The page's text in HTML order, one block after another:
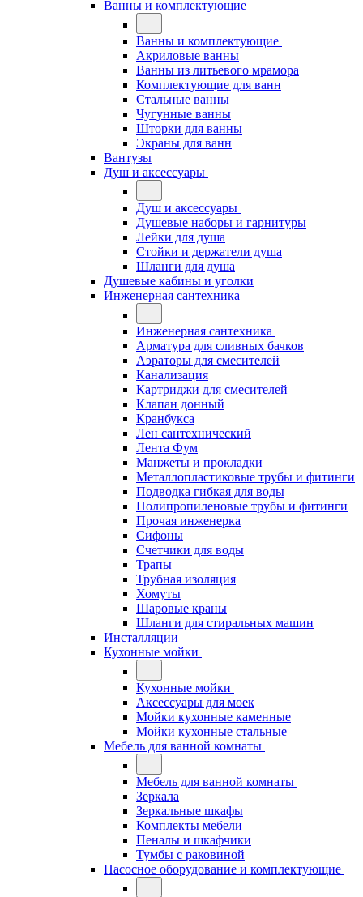
Ванны и комплектующие
Ванны и комплектующие
Акриловые ванны
Ванны из литьевого мрамора
Комплектующие для ванн
Стальные ванны
Чугунные ванны
Шторки для ванны
Экраны для ванн
Вантузы
Душ и аксессуары
Душ и аксессуары
Душевые наборы и гарнитуры
Лейки для душа
Стойки и держатели душа
Шланги для душа
Душевые кабины и уголки
Инженерная сантехника
Инженерная сантехника
Арматура для сливных бачков
Аэраторы для смесителей
Канализация
Картриджи для смесителей
Клапан донный
Кранбукса
Лен сантехнический
Лента Фум
Манжеты и прокладки
Металлопластиковые трубы и фитинги
Подводка гибкая для воды
Полипропиленовые трубы и фитинги
Прочая инженерка
Сифоны
Счетчики для воды
Трапы
Трубная изоляция
Хомуты
Шаровые краны
Шланги для стиральных машин
Инсталляции
Кухонные мойки
Кухонные мойки
Аксессуары для моек
Мойки кухонные каменные
Мойки кухонные стальные
Мебель для ванной комнаты
Мебель для ванной комнаты
Зеркала
Зеркальные шкафы
Комплекты мебели
Пеналы и шкафчики
Тумбы с раковиной
Насосное оборудование и комплектующие